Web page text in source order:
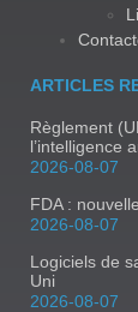
ARTICLES
Règlement
l’intelligence
2026-08-07
FDA :
2026-08-07
Logiciels de
Uni
2026-08-07